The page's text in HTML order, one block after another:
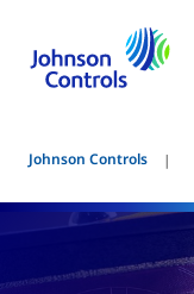
Johnson Controls